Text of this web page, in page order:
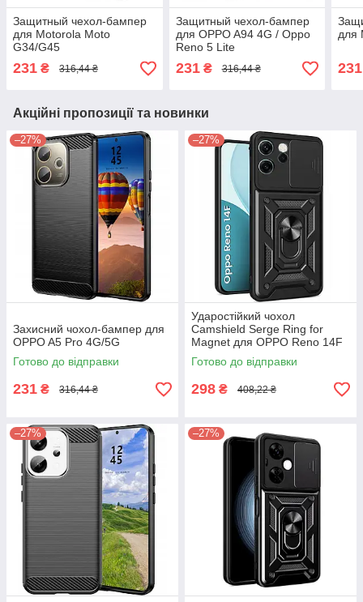
Защитный чехол-бампер
для Motorola Moto
G34/G45
231 ₴ 316,44 ₴
Защитный чехол-бампер
для OPPO A94 4G / Oppo
Reno 5 Lite
231₴ 316,44 ₴
для
231
Акційні пропозиції та новинки
–27%
Захисний чохол-бампер для
OPPO A5 Pro 4G/5G
Готово до відправки
231 ₴ 316,44 ₴
–27%
Ударостійкий чохол
Camshield Serge Ring for
Magnet для OPPO Reno 14F
Готово до відправки
298 ₴ 408,22 ₴
–27% –27%